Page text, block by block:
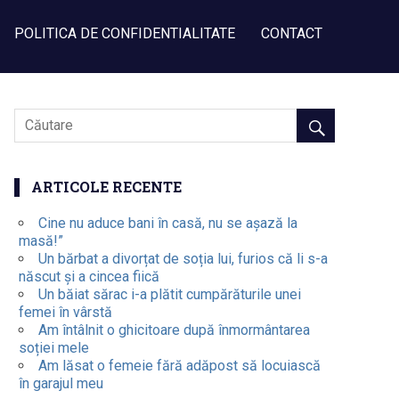
POLITICA DE CONFIDENTIALITATE CONTACT
ARTICOLE RECENTE
Cine nu aduce bani în casă, nu se așază la
masă!”
Un bărbat a divorțat de soția lui, furios că li s-a
născut și a cincea fiică
Un băiat sărac i-a plătit cumpărăturile unei
femei în vârstă
Am întâlnit o ghicitoare după înmormântarea
soției mele
Am lăsat o femeie fără adăpost să locuiască
în garajul meu